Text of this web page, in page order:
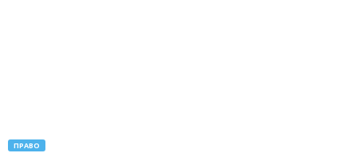
ПРАВО